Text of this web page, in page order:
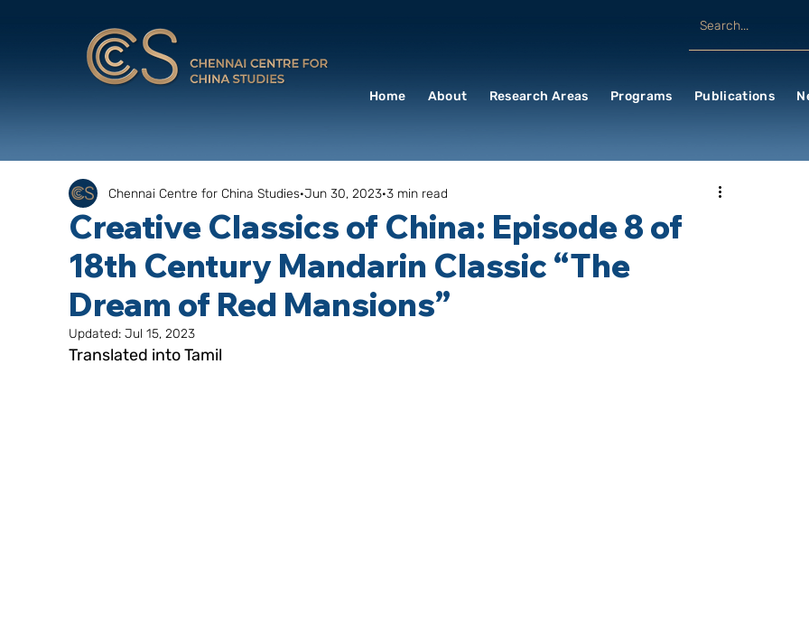
Home About Research Areas Programs Publications
Creative Classics of China: Episode 8 of
18th Century Mandarin Classic “The
Dream of Red Mansions”
Chennai Centre for China Studies Jun 30, 2023 3 min read
Updated: Jul 15, 2023
Translated into Tamil